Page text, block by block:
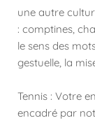
une autre
: comptines,
le sens des
gestuelle, la
Tennis : Votre
encadré par